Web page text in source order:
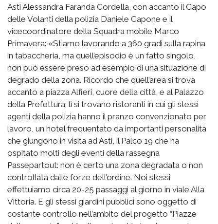
Asti Alessandra Faranda Cordella, con accanto il Capo
delle Volanti della polizia Daniele Capone e il
vicecoordinatore della Squadra mobile Marco
Primavera: «Stiamo lavorando a 360 gradi sulla rapina
in tabaccheria, ma quell’episodio è un fatto singolo,
non può essere preso ad esempio di una situazione di
degrado della zona. Ricordo che quell’area si trova
accanto a piazza Alfieri, cuore della città, e al Palazzo
della Prefettura; lì si trovano ristoranti in cui gli stessi
agenti della polizia hanno il pranzo convenzionato per
lavoro, un hotel frequentato da importanti personalità
che giungono in visita ad Asti, il Palco 19 che ha
ospitato molti degli eventi della rassegna
Passepartout: non è certo una zona degradata o non
controllata dalle forze dell’ordine. Noi stessi
effettuiamo circa 20-25 passaggi al giorno in viale Alla
Vittoria. E gli stessi giardini pubblici sono oggetto di
costante controllo nell’ambito del progetto “Piazze